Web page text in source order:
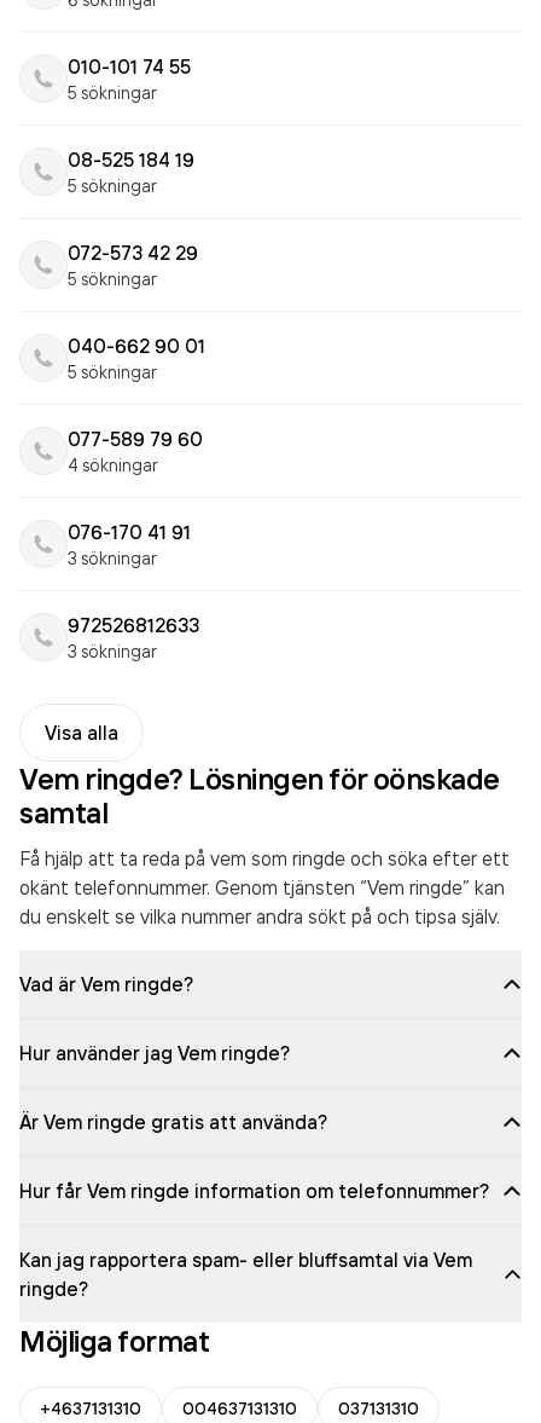
010-101 74 55
5 sökningar
08-525 184 19
5 sökningar
072-573 42 29
5 sökningar
040-662 90 01
5 sökningar
077-589 79 60
4 sökningar
076-170 41 91
3 sökningar
972526812633
3 sökningar
Visa alla
Vem ringde? Lösningen för oönskade
samtal
Få hjälp att ta reda på vem som ringde och söka efter ett
okänt telefonnummer. Genom tjänsten “Vem ringde” kan
du enskelt se vilka nummer andra sökt på och tipsa själv.
Vad är Vem ringde?
Hur använder jag Vem ringde?
Är Vem ringde gratis att använda?
Hur får Vem ringde information om telefonnummer?
Kan jag rapportera spam- eller bluffsamtal via Vem
ringde?
Möjliga format
+4637131310 004637131310
037131310